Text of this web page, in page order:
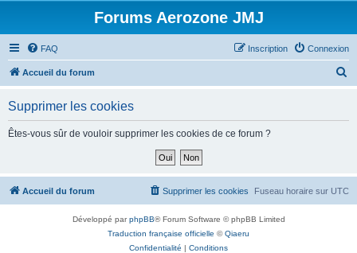
Forums Aerozone JMJ
FAQ Connexion
Inscription
Accueil du forum
h
Supprimer les cookies
Êtes-vous sûr de vouloir supprimer les cookies de ce forum ?
Accueil du forum Fuseau horaire sur UTC
Supprimer les cookies
Développé parphpBB® Forum Software © phpBB Limited
Traduction française officielle ©Qiaeru
Confidentialité | Conditions